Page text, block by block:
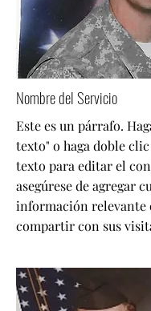
Nombre del Servicio
Este es un párrafo.
texto" o haga doble
texto para editar el
asegúrese de agregar
información relevante
compartir con sus